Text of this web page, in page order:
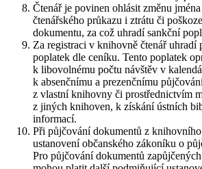
Čtenář je povinen ohlásit změnu
čtenářského průkazu i ztrátu či
dokumentu, za což uhradí sankční
Za registraci v knihovně čtenář uhradí
poplatek dle ceníku. Tento poplatek
k libovolnému počtu návštěv v
k absenčnímu a prezenčnímu
z vlastní knihovny či prostřednictvím
z jiných knihoven, k získání ústních
informací.
Při půjčování dokumentů z
ustanovení občanského zákoníku o
Pro půjčování dokumentů